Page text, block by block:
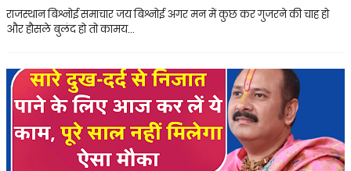
राजस्थान बिश्नोई समाचार जय बिश्नोई अगर मन में कुछ कर गुजरने की चाह हो
और हौसले बुलंद हो तो कामय…